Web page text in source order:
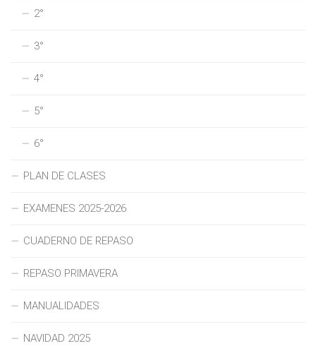
2°
3°
4°
5°
6°
PLAN DE CLASES
EXAMENES 2025-2026
CUADERNO DE REPASO
REPASO PRIMAVERA
MANUALIDADES
NAVIDAD 2025